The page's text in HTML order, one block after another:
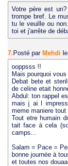
Votre père est
trompe bref. Le
tu le veuille ou
toi et j'arrête de
7. Posté par Mehdi
ooppsss !!
Mais pourquoi
Debat bete et
de celine etait
Abdul: ton rappel
mais j ai l
meme maniere
Tout etre humain
tait face à cela
camps...
Salam = Pace =
bonne journée à
et toutes nos